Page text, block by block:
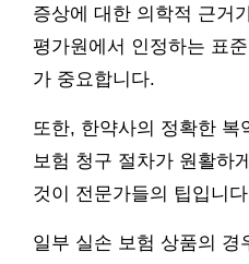
증상에 대한 의학적 근거
평가원에서 인정하는 표
가 중요합니다.
또한, 한약사의 정확한 복
보험 청구 절차가 원활하
것이 전문가들의 팁입니
일부 실손 보험 상품의 경